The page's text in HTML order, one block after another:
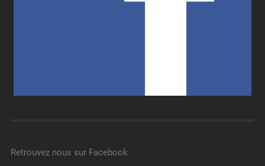
Retrouvez nous sur Facebook